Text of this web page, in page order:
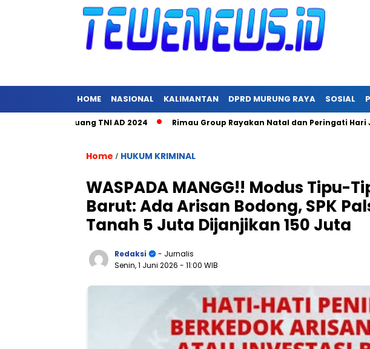
HOME NASIONAL KALIMANTAN DPRD MURUNG RAYA SOSIAL
Hari Juang TNI AD 2024 Rimau Group Rayakan Natal dan Peringati Hari Jadi ke
Home / HUKUM KRIMINAL
WASPADA MANGG!! Modus Tipu-
Barut: Ada Arisan Bodong, SPK
Tanah 5 Juta Dijanjikan 150 Juta
Redaksi
- Jurnalis
Senin, 1 Juni 2026 - 11:00 WIB